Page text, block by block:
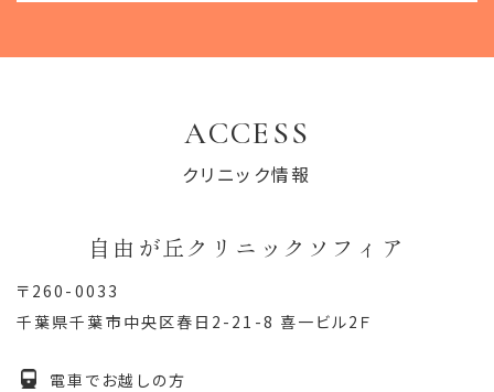
ACCESS
クリニック情報
自由が丘クリニックソフィア
〒260-0033
千葉県千葉市中央区春日2-21-8 喜一ビル2Ｆ
電車でお越しの方